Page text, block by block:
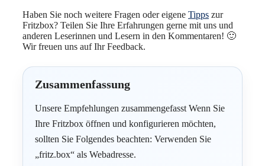
Haben Sie noch weitere Fragen oder eigene Tipps zur
Fritzbox? Teilen Sie Ihre Erfahrungen gerne mit uns und
anderen Leserinnen und Lesern in den Kommentaren! 🙂
Wir freuen uns auf Ihr Feedback.
Zusammenfassung
Unsere Empfehlungen zusammengefasst Wenn Sie
Ihre Fritzbox öffnen und konfigurieren möchten,
sollten Sie Folgendes beachten: Verwenden Sie
„fritz.box“ als Webadresse.